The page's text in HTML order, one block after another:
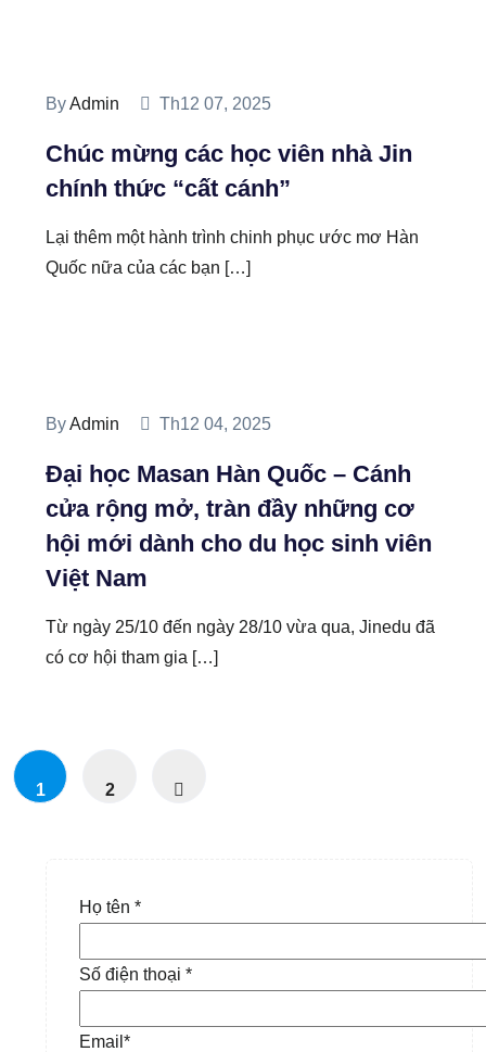
ByAdmin Th12 07, 2025
Chúc mừng các học viên nhà Jin
chính thức “cất cánh”
Lại thêm một hành trình chinh phục ước mơ Hàn
Quốc nữa của các bạn […]
ByAdmin Th12 04, 2025
Đại học Masan Hàn Quốc – Cánh
cửa rộng mở, tràn đầy những cơ
hội mới dành cho du học sinh viên
Việt Nam
Từ ngày 25/10 đến ngày 28/10 vừa qua, Jinedu đã
có cơ hội tham gia […]
1 2
Họ tên *
Số điện thoại *
Email*